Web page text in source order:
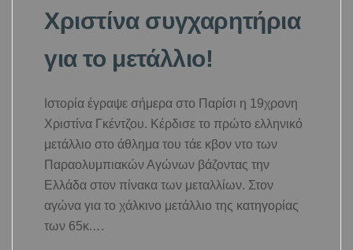
Χριστίνα συγχαρητήρια
για το μετάλλιο!
Ιστορία έγραψε σήμερα στο Παρίσι η 19χρονη
Χριστίνα Γκέντζου. Κέρδισε το πρώτο ελληνικό
μετάλλιο στο άθλημα του τάε κβον ντο των
Παραολυμπιακών Αγώνων βάζοντας την
Ελλάδα στον πίνακα των μεταλλίων. Στον
αγώνα για το χάλκινο μετάλλιο της κατηγορίας
των 65κ.…